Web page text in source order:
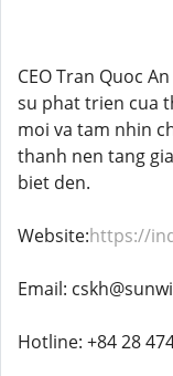
CEO Tran Quoc
su phat trien cua
moi va tam nhin
thanh nen tang
biet den.
Website:https://
Email:
Hotline: +84 28